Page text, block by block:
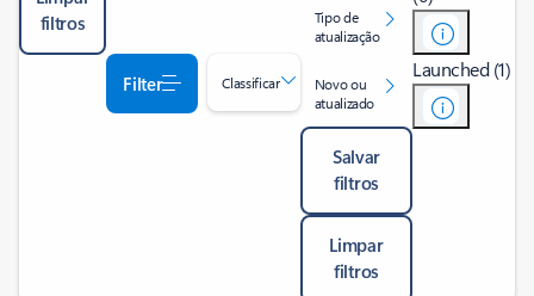
filtros
Filter Classificar
Tipo de
atualização
Novo ou
atualizado
Salvar
filtros
Limpar
filtros
Launched (1)